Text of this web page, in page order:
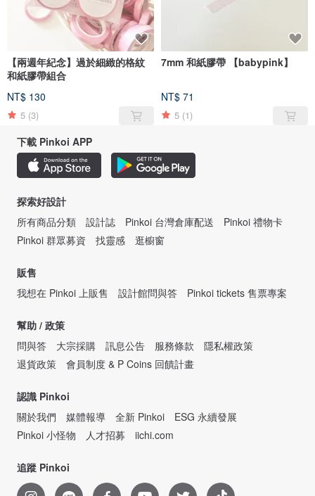
【兩週年紀念】過於細緻的格紋
和紙膠帶組合
NT$ 130
5 (3)
7mm 和紙膠帶 【babypink】
NT$ 71
5 (1)
下載 Pinkoi APP
探索好設計
所有商品分類
設計誌 Pinkoi 台灣倉庫配送
Pinkoi 禮物卡
Pinkoi 群眾募資
找靈感 逛櫥窗
販售
我想在 Pinkoi 上販售
設計館問與答 Pinkoi tickets 售票專案
幫助 / 政策
問與答
大宗採購 訊息公告 服務條款
隱私權政策
退貨政策
會員制度 & P Coins 回饋計畫
認識 Pinkoi
關於我們
媒體報導 全新 Pinkoi
ESG 永續發展
Pinkoi 小怪物
人才招募 iichi.com
追蹤 Pinkoi